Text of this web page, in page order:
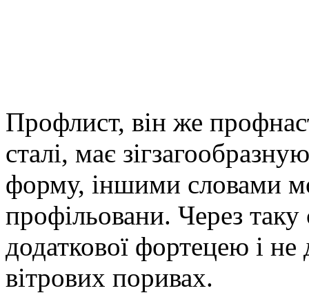
Профлист, він же
сталі, має
форму, іншими словами
профільовани. Через
додаткової фортецею і
вітрових поривах.